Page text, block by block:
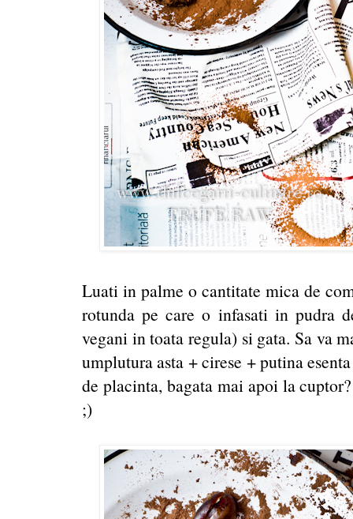
Luati in palme o cantitate mica de
rotunda pe care o infasati in pudra
vegani in toata regula) si gata. Sa va
umplutura asta + cirese + putina
de placinta, bagata mai apoi la
;)